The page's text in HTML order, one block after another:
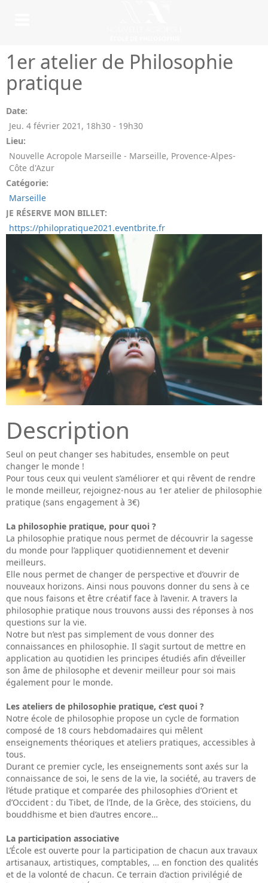
1er atelier de Philosophie
pratique
Date:
Jeu. 4 février 2021 , 18h30 - 19h30
Lieu:
Nouvelle Acropole Marseille - Marseille, Provence-Alpes-
Côte d'Azur
Catégorie:
Marseille
JE RÉSERVE MON BILLET:
https://philopratique2021.eventbrite.fr
Description
Seul on peut changer ses habitudes, ensemble on peut
changer le monde !
Pour tous ceux qui veulent s’améliorer et qui rêvent de rendre
le monde meilleur, rejoignez-nous au 1er atelier de philosophie
pratique (sans engagement à 3€)
La philosophie pratique, pour quoi ?
La philosophie pratique nous permet de découvrir la sagesse
du monde pour l’appliquer quotidiennement et devenir
meilleurs.
Elle nous permet de changer de perspective et d’ouvrir de
nouveaux horizons. Ainsi nous pouvons donner du sens à ce
que nous faisons et être créatif face à l’avenir. A travers la
philosophie pratique nous trouvons aussi des réponses à nos
questions sur la vie.
Notre but n’est pas simplement de vous donner des
connaissances en philosophie. Il s’agit surtout de mettre en
application au quotidien les principes étudiés afin d’éveiller
son âme de philosophe et devenir meilleur pour soi mais
également pour le monde.
Les ateliers de philosophie pratique, c’est quoi ?
Notre école de philosophie propose un cycle de formation
composé de 18 cours hebdomadaires qui mêlent
enseignements théoriques et ateliers pratiques, accessibles à
tous.
Durant ce premier cycle, les enseignements sont axés sur la
connaissance de soi, le sens de la vie, la société, au travers de
l’étude pratique et comparée des philosophies d’Orient et
d’Occident : du Tibet, de l’Inde, de la Grèce, des stoïciens, du
bouddhisme et bien d’autres encore…
La participation associative
L’École est ouverte pour la participation de chacun aux travaux
artisanaux, artistiques, comptables, … en fonction des qualités
et de la volonté de chacun. Ce terrain d’action privilégié de